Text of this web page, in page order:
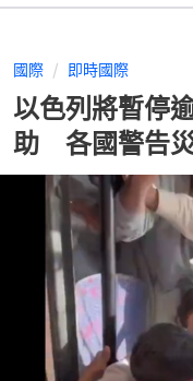
國際 即時國際
以色列將暫停
助 各國警告